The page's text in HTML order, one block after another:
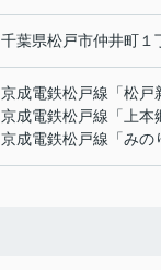
千葉県松戸市仲井町１
京成電鉄松戸線 「松戸
京成電鉄松戸線 「上本
京成電鉄松戸線 「みの